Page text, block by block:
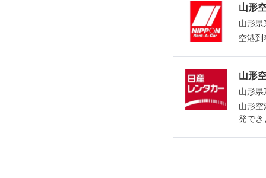
山形
山形
空港
山形
山形県
山形
発でき